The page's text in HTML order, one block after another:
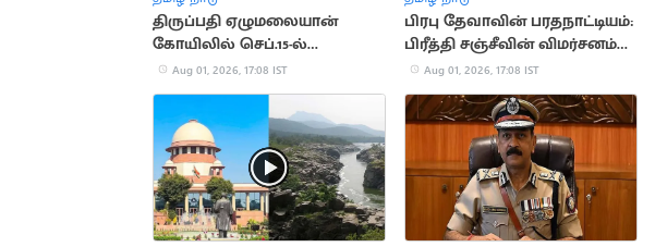
திருப்பதி ஏழுமலையான்
கோயிலில் செப்.15-ல்
வருடாந்திர பிரம்மோற்சவ
விழா தொடக்கம்
Aug 01, 2026, 17:08 IST
பிரபு தேவாவின் பரதநாட்டியம்:
பிரீத்தி சஞ்சீவின் விமர்சனம்
வைரல்
Aug 01, 2026, 17:08 IST